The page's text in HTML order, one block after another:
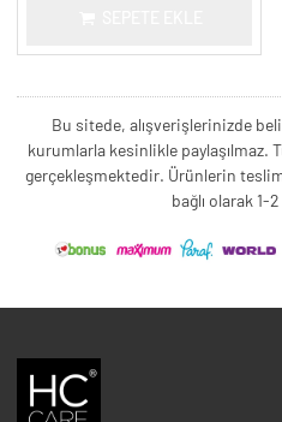
Bu sitede, alışverişlerinizde
kurumlarla kesinlikle paylaşılmaz.
gerçekleşmektedir. Ürünlerin
bağlı olarak 1-